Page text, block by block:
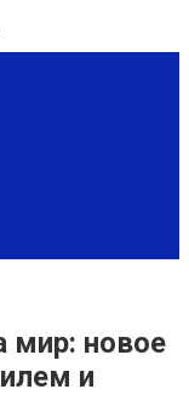
мир: новое
и